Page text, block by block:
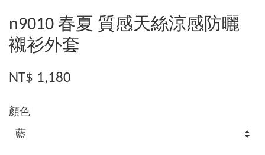
n9010 春夏 質感天絲涼感防曬
襯衫外套
NT$ 1,180
顏色